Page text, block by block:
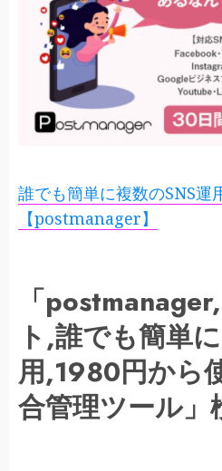
誰でも簡単に複数のSNS運
【postmanager】
「
ト,誰でも簡単
用,1980円から
合管理ツール」